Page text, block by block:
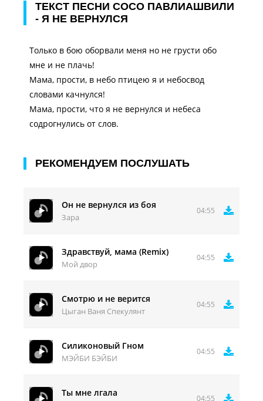
ТЕКСТ ПЕСНИ СОСО ПАВЛИАШВИЛИ
- Я НЕ ВЕРНУЛСЯ
Только в бою оборвали меня но не грусти обо
мне и не плачь!
Мама, прости, в небо птицею я и небосвод
словами качнулся!
Мама, прости, что я не вернулся и небеса
содрогнулись от слов.
РЕКОМЕНДУЕМ ПОСЛУШАТЬ
Он не вернулся из боя
Зара
04:55
Здравствуй, мама (Remix)
Мой двор
04:55
Смотрю и не верится
Цыган Ваня Спекулянт
04:55
Силиконовый Гном
МЭЙБИ БЭЙБИ
04:55
Ты мне лгала
04:55